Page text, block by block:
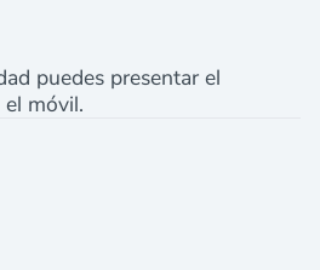
puedes presentar el
móvil.